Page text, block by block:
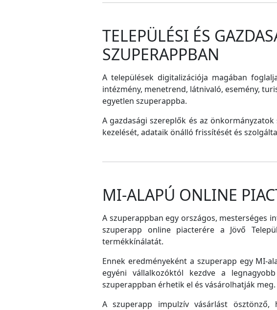
TELEPÜLÉSI ÉS
SZUPERAPPBAN
A települések digitalizációja magában
intézmény, menetrend, látnivaló, esemény,
egyetlen szuperappba.
A gazdasági szereplők és az
kezelését, adataik önálló frissítését és
MI-ALAPÚ ONLINE
A szuperappban egy országos, mesterséges
szuperapp online piacterére a Jövő
termékkínálatát.
Ennek eredményeként a szuperapp egy MI-
egyéni vállalkozóktól kezdve a
szuperappban érhetik el és vásárolhatják meg.
A szuperapp impulzív vásárlást ösztönző,